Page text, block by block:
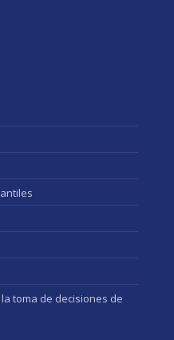
toma de decisiones de